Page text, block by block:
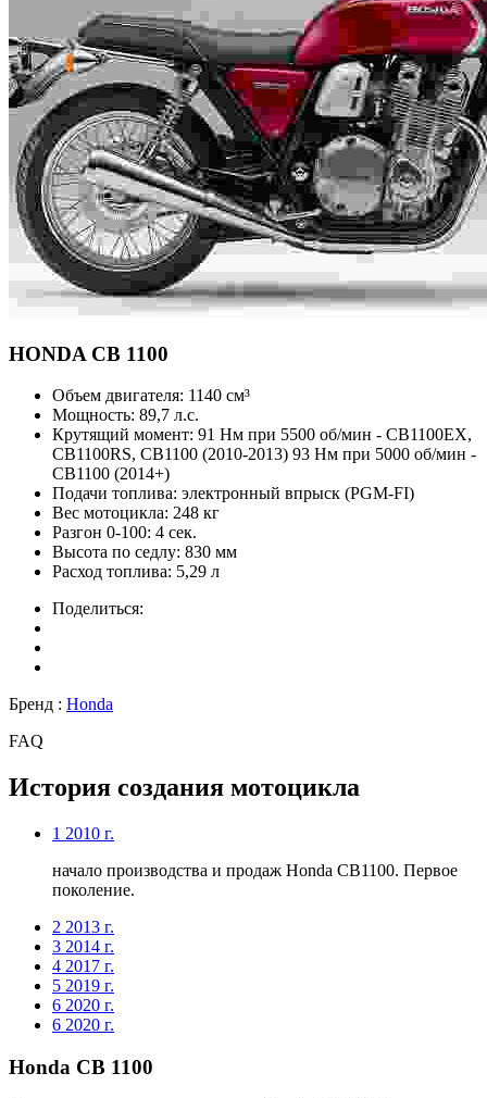
HONDA CB 1100
Объем двигателя: 1140 см³
Мощность: 89,7 л.с.
Крутящий момент: 91 Нм при 5500 об/мин - CB1100EX,
CB1100RS, CB1100 (2010-2013) 93 Нм при 5000 об/мин -
CB1100 (2014+)
Подачи топлива: электронный впрыск (PGM-FI)
Вес мотоцикла: 248 кг
Разгон 0-100: 4 сек.
Высота по седлу: 830 мм
Расход топлива: 5,29 л
Поделиться:
Бренд : Honda
FAQ
История создания мотоцикла
1 2010 г.
начало производства и продаж Honda CB1100. Первое
поколение.
2 2013 г.
3 2014 г.
4 2017 г.
5 2019 г.
6 2020 г.
6 2020 г.
Honda CB 1100